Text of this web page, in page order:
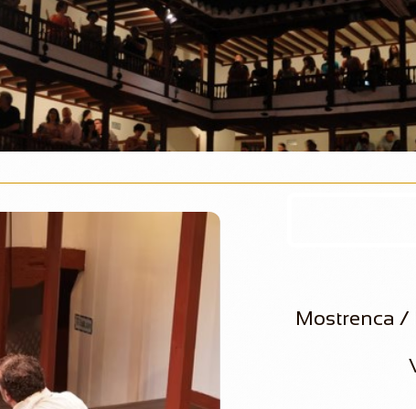
Mostrenca /